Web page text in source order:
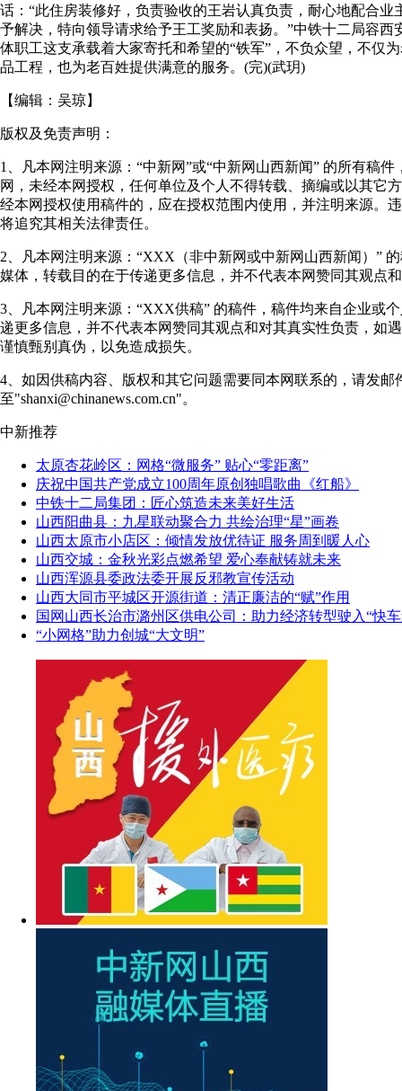
话：“此住房装修好，负责验收的王岩认真负责，耐心地配合业
予解决，特向领导请求给予王工奖励和表扬。”中铁十二局容西
体职工这支承载着大家寄托和希望的“铁军”，不负众望，不仅
品工程，也为老百姓提供满意的服务。(完)(武玥)
【编辑： 吴琼】
版权及免责声明：
1、凡本网注明来源：“中新网”或“中新网山西新闻” 的所有稿
网，未经本网授权，任何单位及个人不得转载、摘编或以其它
经本网授权使用稿件的，应在授权范围内使用，并注明来源。
将追究其相关法律责任。
2、凡本网注明来源：“XXX（非中新网或中新网山西新闻）”
媒体，转载目的在于传递更多信息，并不代表本网赞同其观点
3、凡本网注明来源：“XXX供稿” 的稿件，稿件均来自企业或
递更多信息，并不代表本网赞同其观点和对其真实性负责，如
谨慎甄别真伪，以免造成损失。
4、如因供稿内容、版权和其它问题需要同本网联系的，请发邮
至"shanxi@chinanews.com.cn"。
中新推荐
太原杏花岭区：网格“微服务” 贴心“零距离”
庆祝中国共产党成立100周年原创独唱歌曲《红船》
中铁十二局集团：匠心筑造未来美好生活
山西阳曲县：九星联动聚合力 共绘治理“星”画卷
山西太原市小店区：倾情发放优待证 服务周到暖人心
山西交城：金秋光彩点燃希望 爱心奉献铸就未来
山西浑源县委政法委开展反邪教宣传活动
山西大同市平城区开源街道：清正廉洁的“赋”作用
国网山西长治市潞州区供电公司：助力经济转型驶入“快
“小网格”助力创城“大文明”